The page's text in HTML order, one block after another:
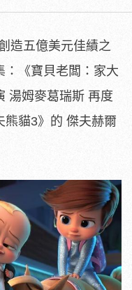
造五億美元佳績之
：《寶貝老闆：家大
湯姆麥葛瑞斯 再度
熊貓3》的 傑夫赫爾